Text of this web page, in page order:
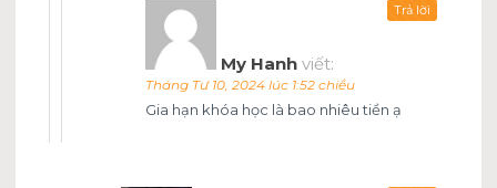
My Hanh viết:
Tháng Tư 10, 2024 lúc 1:52 chiều
Gia hạn khóa học là bao nhiêu tiền ạ
Trả lời